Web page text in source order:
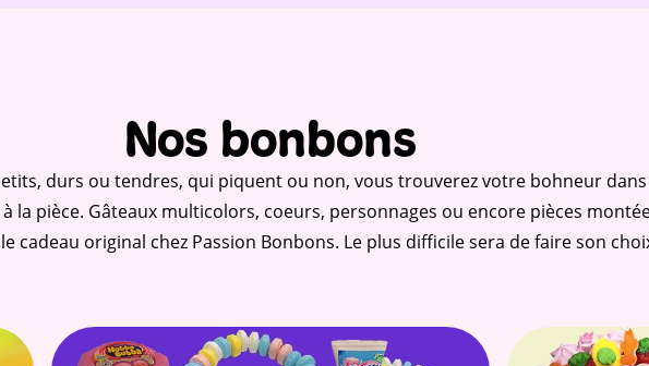
Nos bonbons
durs ou tendres, qui piquent ou non, vous trouverez votre bohneur
la pièce. Gâteaux multicolors, coeurs, personnages ou encore pièces
cadeau original chez Passion Bonbons. Le plus difficile sera de faire son